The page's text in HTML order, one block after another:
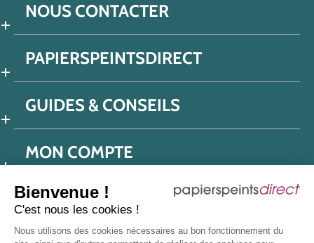
Bienvenue !
C'est nous les cookies !
Nous utilisons des cookies nécessaires au bon fonctionnement du
NOUS CONTACTER
PAPIERSPEINTSDIRECT
GUIDES & CONSEILS
MON COMPTE